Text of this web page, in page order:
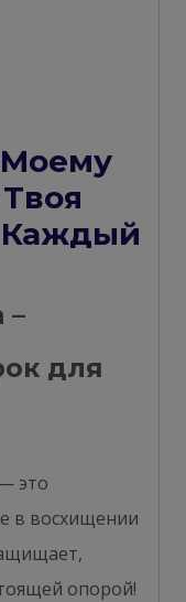
–
для
это
в восхищении
опорой!